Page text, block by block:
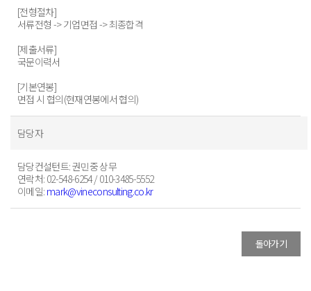
[전형절차]
서류전형 -> 기업면접 -> 최종합격
[제출서류]
국문이력서
[기본연봉]
면접 시 협의(현재연봉에서 협의)
담당자
담당컨설턴트: 권민중 상무
연락처: 02-548-6254 / 010-3485-5552
이메일: mark@vineconsulting.co.kr
돌아가기